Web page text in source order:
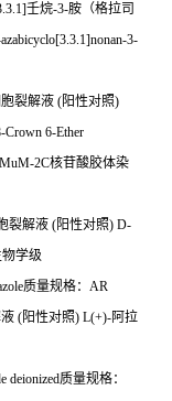
壬烷-3-胺（格拉司
3-
裂解液 (阳性对照)
Crown 6-Ether
2C核苷酸胶体染
裂解液 (阳性对照) D-
学级
质量规格： AR
(阳性对照) L(+)-阿拉
deionized质量规格：